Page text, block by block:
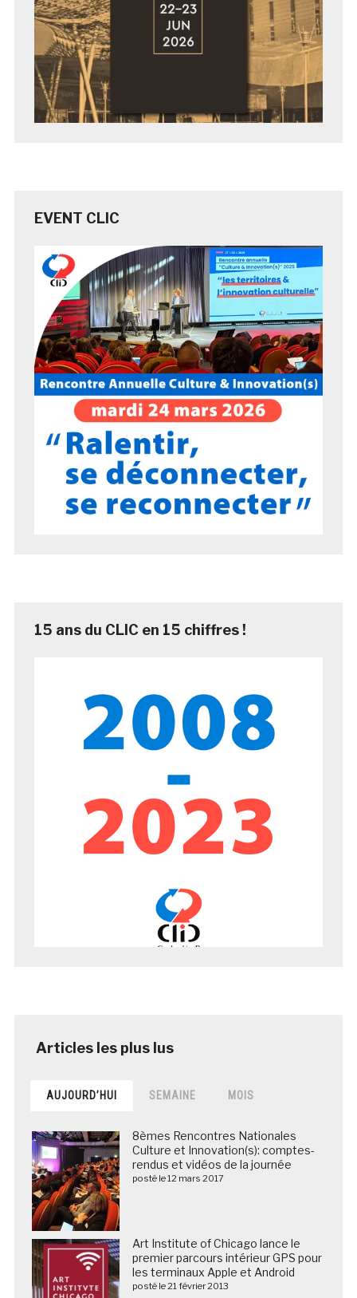
EVENT CLIC
15 ans du CLIC en 15 chiffres !
AUJOURD’HUI SEMAINE MOIS
8èmes Rencontres Nationales
Culture et Innovation(s): comptes-
rendus et vidéos de la journée
posté le 12 mars 2017
Art Institute of Chicago lance le
premier parcours intérieur GPS pour
les terminaux Apple et Android
posté le 21 février 2013